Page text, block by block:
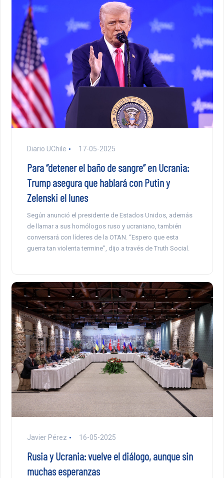
Diario UChile 17-05-2025
Para “detener el baño de sangre” en Ucrania:
Trump asegura que hablará con Putin y
Zelenski el lunes
Según anunció el presidente de Estados Unidos, además
de llamar a sus homólogos ruso y ucraniano, también
conversará con líderes de la OTAN. “Espero que esta
guerra tan violenta termine”, dijo a través de Truth Social.
Javier Pérez 16-05-2025
Rusia y Ucrania: vuelve el diálogo, aunque sin
muchas esperanzas